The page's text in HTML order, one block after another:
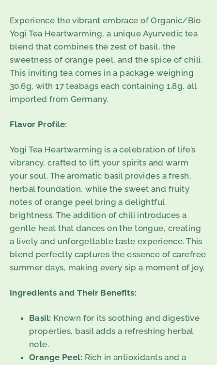
Experience the vibrant embrace of Organic/Bio
Yogi Tea Heartwarming, a unique Ayurvedic tea
blend that combines the zest of basil, the
sweetness of orange peel, and the spice of chili.
This inviting tea comes in a package weighing
30.6g, with 17 teabags each containing 1.8g, all
imported from Germany.
Flavor Profile:
Yogi Tea Heartwarming is a celebration of life’s
vibrancy, crafted to lift your spirits and warm
your soul. The aromatic basil provides a fresh,
herbal foundation, while the sweet and fruity
notes of orange peel bring a delightful
brightness. The addition of chili introduces a
gentle heat that dances on the tongue, creating
a lively and unforgettable taste experience. This
blend perfectly captures the essence of carefree
summer days, making every sip a moment of joy.
Ingredients and Their Benefits:
Basil: Known for its soothing and digestive
properties, basil adds a refreshing herbal
note.
Orange Peel: Rich in antioxidants and a